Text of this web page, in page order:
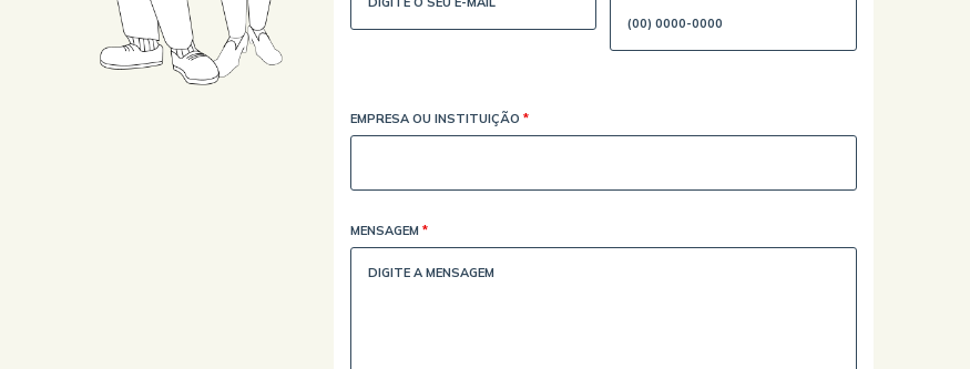
EMPRESA OU INSTITUIÇÃO *
MENSAGEM *